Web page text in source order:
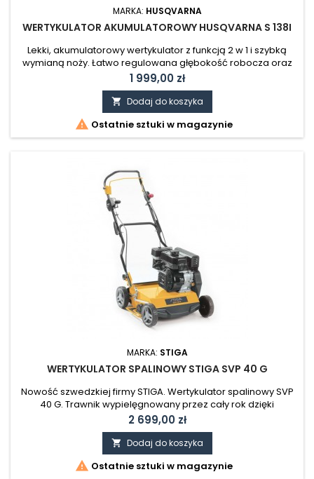
MARKA: HUSQVARNA
WERTYKULATOR AKUMULATOROWY HUSQVARNA S 138I
Lekki, akumulatorowy wertykulator z funkcją 2 w 1 i szybką
wymianą noży. Łatwo regulowana głębokość robocza oraz
mocny silnik powodują skutecznie usuwanie mchu i suchej
zalegającej trawy z trawnika. Szerokość robocza 38 cm i
dwa gniazda baterii na dłuższy czas pracy. Kompaktowa
konstrukcja i składany uchwyt ułatwiają transport i
przechowywanie. Cena nie...
Cena
1 999,00 zł
 Dodaj do koszyka
 Ostatnie sztuki w magazynie
MARKA: STIGA
WERTYKULATOR SPALINOWY STIGA SVP 40 G
Nowość szwedzkiej firmy STIGA. Wertykulator spalinowy SVP
40 G. Trawnik wypielęgnowany przez cały rok dzięki
wertykulacji. Dokładne usuwanie sfilcowanej trawy i resztek
roślin dzięki wałkowi wertykulacyjnemu.
Cena
2 699,00 zł
 Dodaj do koszyka
 Ostatnie sztuki w magazynie